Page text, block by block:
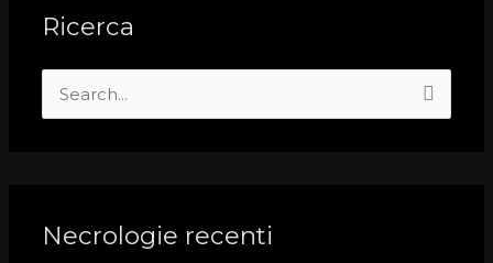
Ricerca
c
Necrologie recenti